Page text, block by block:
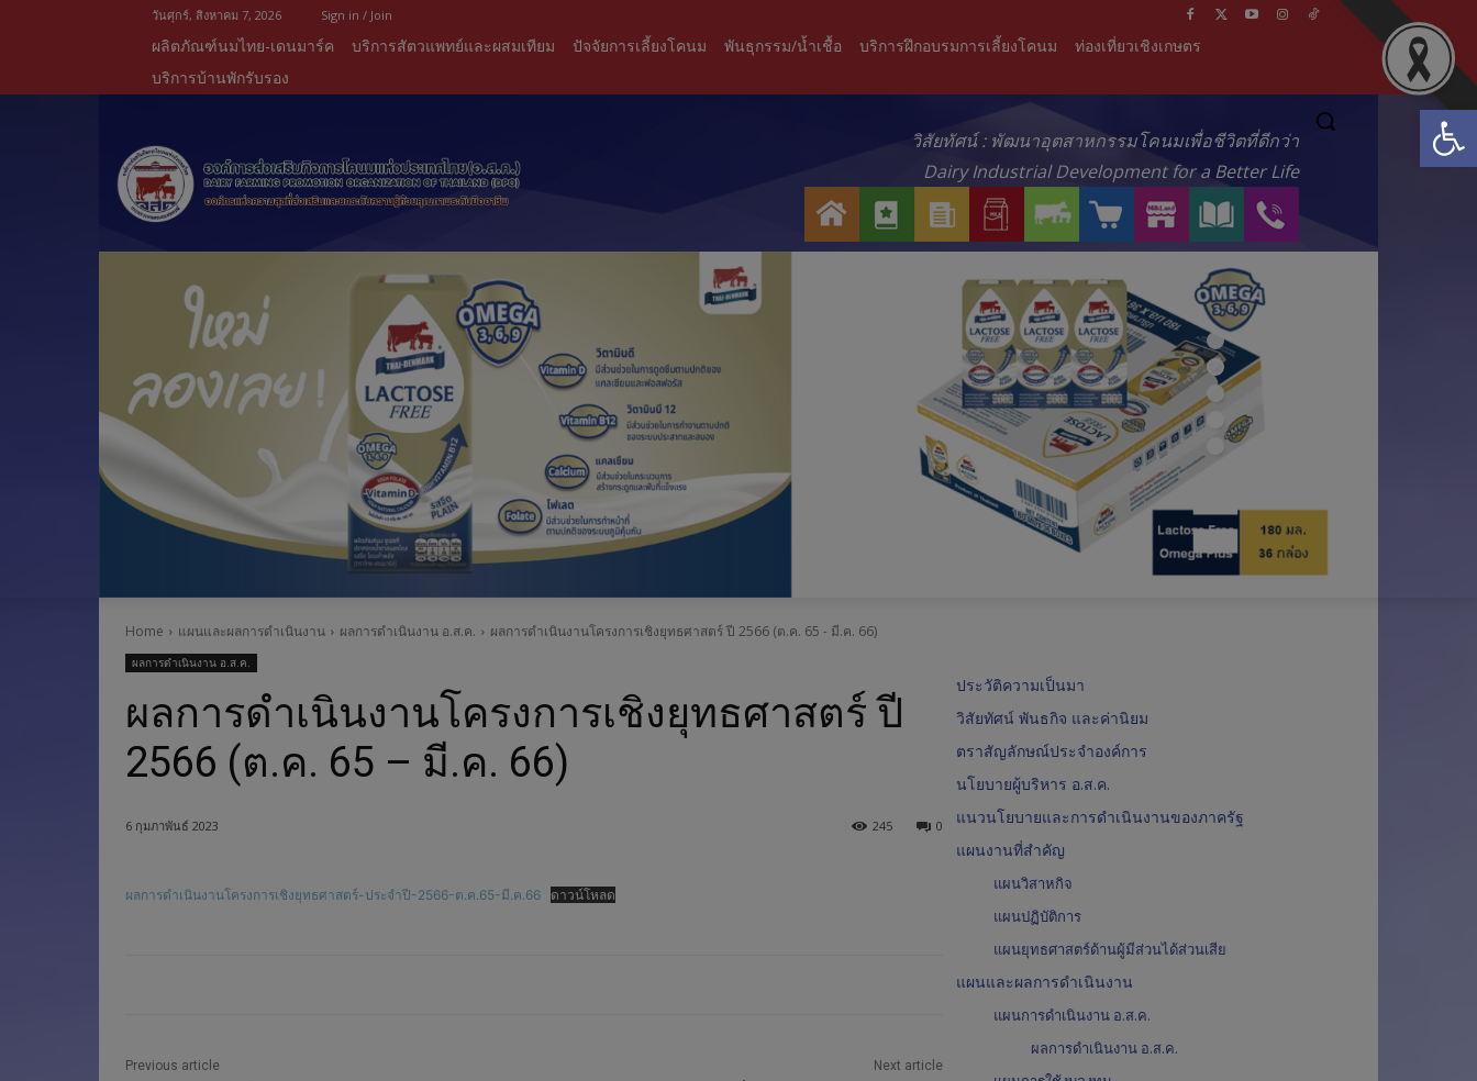
วันศุกร์, สิงหาคม 7, 2026 Sign in / Join
ผลิตภัณฑ์นมไทย-เดนมาร์ค บริการสัตวแพทย์และผสมเทียม ปัจจัยการเลี้ยงโคนม พันธุกรรม/น้ำเชื้อ บริการฝึกอบรมการเลี้ยงโคนม
ท่องเที่ยวเชิงเกษตร
บริการบ้านพักรับรอง
วิสัยทัศน์ : พัฒนาอุตสาหกรรมโคนมเพื่อชีวิตที่ดีกว่า
Dairy Industrial Development for a Better Life
กั
บ
ว
ส
า
ร
ต
ภั
ณ
ฑ์
น
ท
-
เ
น
ก
า
ร
ข
อ
ร
น
ค้
า
อ
M
L
K
L
A
N
D
ร
ะ
น่
า
Home แผนและผลการดำเนินงาน ผลการดำเนินงาน อ.ส.ค. ผลการดำเนินงานโครงการเชิงยุทธศาสตร์ ปี 2566 (ต.ค. 65 - มี.ค. 66)
ผลการดำเนินงาน อ.ส.ค.
ผลการดำเนินงานโครงการเชิงยุทธศาสตร์ ปี
2566 (ต.ค. 65 – มี.ค. 66)
6 กุมภาพันธ์ 2023 0
245
ผลการดำเนินงานโครงการเชิงยุทธศาสตร์-ประจำปี-2566-ต.ค.65-มี.ค.66 ดาวน์โหลด
Previous article Next article
ประวัติความเป็นมา
วิสัยทัศน์ พันธกิจ และค่านิยม
ตราสัญลักษณ์ประจำองค์การ
นโยบายผู้บริหาร อ.ส.ค.
แนวนโยบายและการดำเนินงานของภาครัฐ
แผนงานที่สำคัญ
แผนวิสาหกิจ
แผนปฏิบัติการ
แผนยุทธศาสตร์ด้านผู้มีส่วนได้ส่วนเสีย
แผนและผลการดำเนินงาน
แผนการดำเนินงาน อ.ส.ค.
ผลการดำเนินงาน อ.ส.ค.